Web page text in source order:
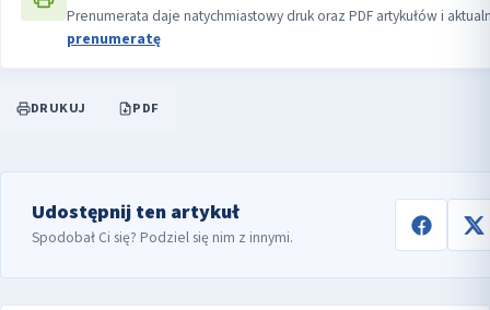
Prenumerata daje natychmiastowy druk oraz PDF artykułów i
prenumeratę
DRUKUJ PDF
Udostępnij ten artykuł
Spodobał Ci się? Podziel się nim z innymi.